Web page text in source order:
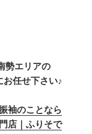
勢エリアの
任せ下さい♪
袖のことなら
店｜ふりそで